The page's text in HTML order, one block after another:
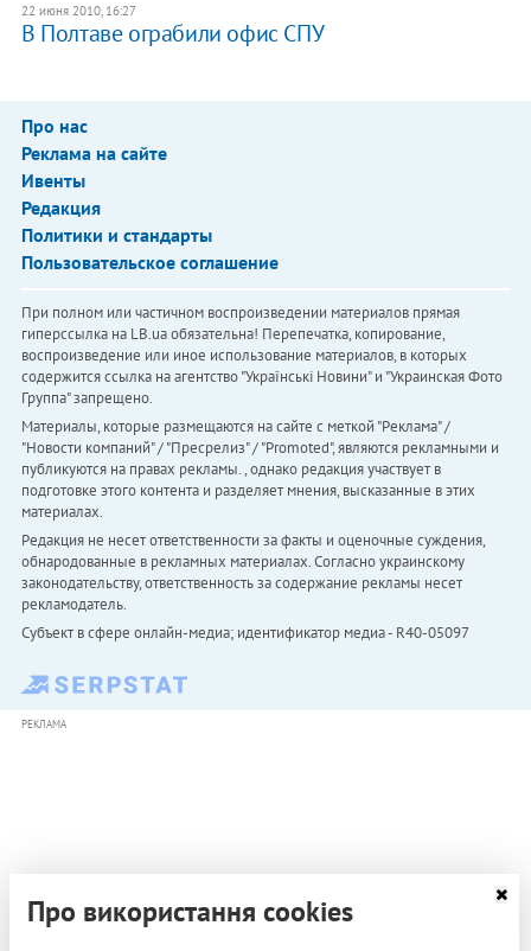
22 июня 2010, 16:27
В Полтаве ограбили офис СПУ
Про нас
Реклама на сайте
Ивенты
Редакция
Политики и стандарты
Пользовательское соглашение
При полном или частичном воспроизведении материалов прямая
гиперссылка на LB.ua обязательна! Перепечатка, копирование,
воспроизведение или иное использование материалов, в которых
содержится ссылка на агентство "Українськi Новини" и "Украинская Фото
Группа" запрещено.
Материалы, которые размещаются на сайте с меткой "Реклама" /
"Новости компаний" / "Пресрелиз" / "Promoted", являются рекламными и
публикуются на правах рекламы. , однако редакция участвует в
подготовке этого контента и разделяет мнения, высказанные в этих
материалах.
Редакция не несет ответственности за факты и оценочные суждения,
обнародованные в рекламных материалах. Согласно украинскому
законодательству, ответственность за содержание рекламы несет
рекламодатель.
Субъект в сфере онлайн-медиа; идентификатор медиа - R40-05097
РЕКЛАМА
Про використання cookies